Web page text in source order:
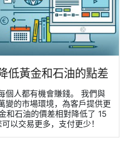
低黃金和石油的點差
個人都有機會賺錢。 我們與
變的市場環境，為客戶提供更
和石油的價差相對降低了 15
以交易更多，支付更少！